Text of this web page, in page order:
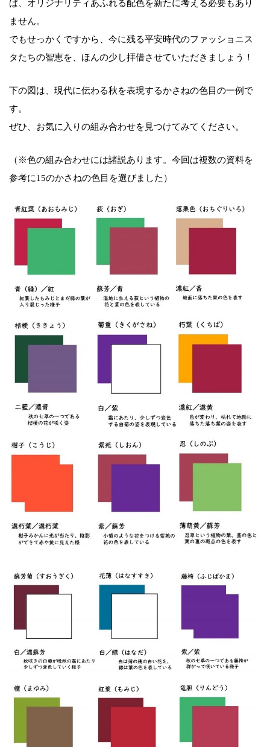
ば、オリジナリティあふれる配色を新たに考える必要もあり
ません。
でもせっかくですから、今に残る平安時代のファッショニス
タたちの智恵を、ほんの少し拝借させていただきましょう！
下の図は、現代に伝わる秋を表現するかさねの色目の一例で
す。
ぜひ、お気に入りの組み合わせを見つけてみてください。
（※色の組み合わせには諸説あります。今回は複数の資料を
参考に15のかさねの色目を選びました）